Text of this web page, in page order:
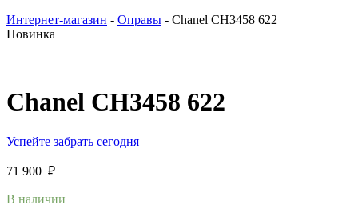
Интернет-магазин - Оправы - Chanel CH3458 622
Новинка
Chanel CH3458 622
Успейте забрать сегодня
71 900 ₽
В наличии